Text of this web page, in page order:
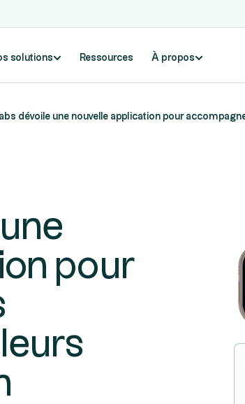
solutions Ressources À propos
dévoile une nouvelle application pour
pour